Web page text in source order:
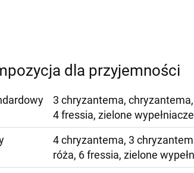
dla przyjemności
3 chryzantema,
4 fressia, zielone wypełniacze
4 chryzantema, 3
róża, 6 fressia, zielone